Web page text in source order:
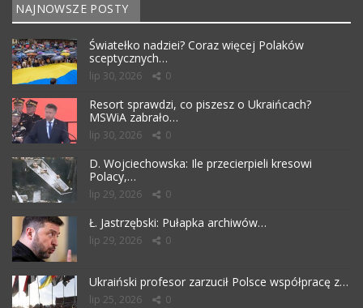
NAJNOWSZE POSTY
Światełko nadziei? Coraz więcej Polaków
sceptycznych…
lip 30, 2026 0
Resort sprawdzi, co piszesz o Ukraińcach?
MSWiA zabrało…
lip 30, 2026 0
D. Wojciechowska: Ile przecierpieli kresowi
Polacy,…
lip 29, 2026 0
Ł. Jastrzębski: Pułapka archiwów…
lip 29, 2026 0
Ukraiński profesor zarzucił Polsce współpracę z…
lip 25, 2026 0